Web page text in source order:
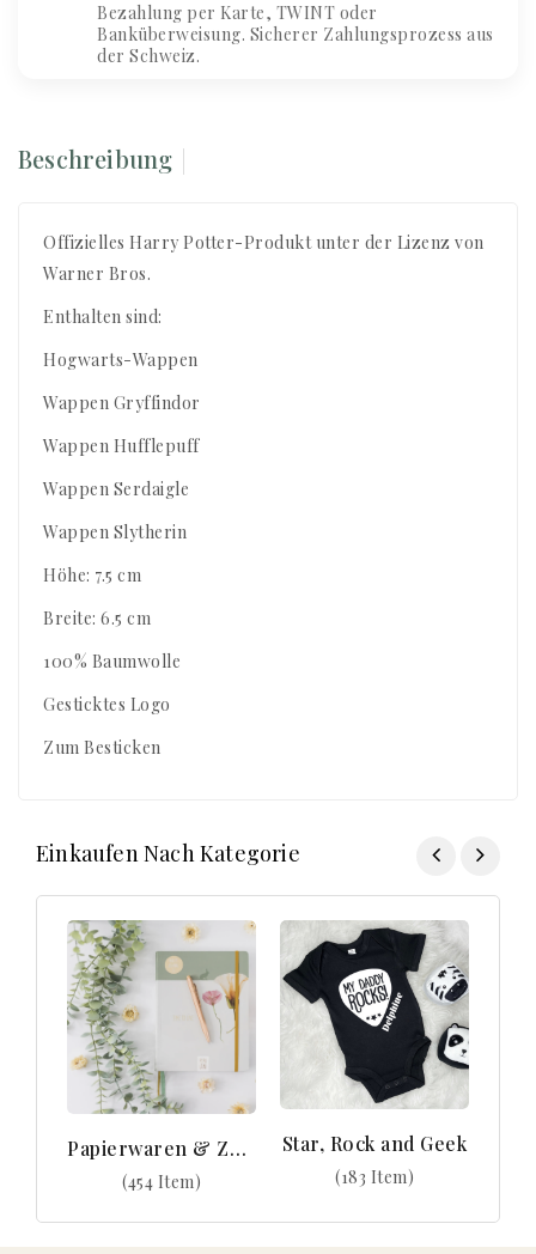
Bezahlung per Karte, TWINT oder
Banküberweisung. Sicherer Zahlungsprozess aus
der Schweiz.
Beschreibung
Offizielles Harry Potter-Produkt unter der Lizenz von
Warner Bros.
Enthalten sind:
Hogwarts-Wappen
Wappen Gryffindor
Wappen Hufflepuff
Wappen Serdaigle
Wappen Slytherin
Höhe: 7.5 cm
Breite: 6.5 cm
100% Baumwolle
Gesticktes Logo
Zum Besticken
Einkaufen Nach Kategorie
Papierwaren & Zubehör
(454 Item)
Star, Rock and Geek
(183 Item)